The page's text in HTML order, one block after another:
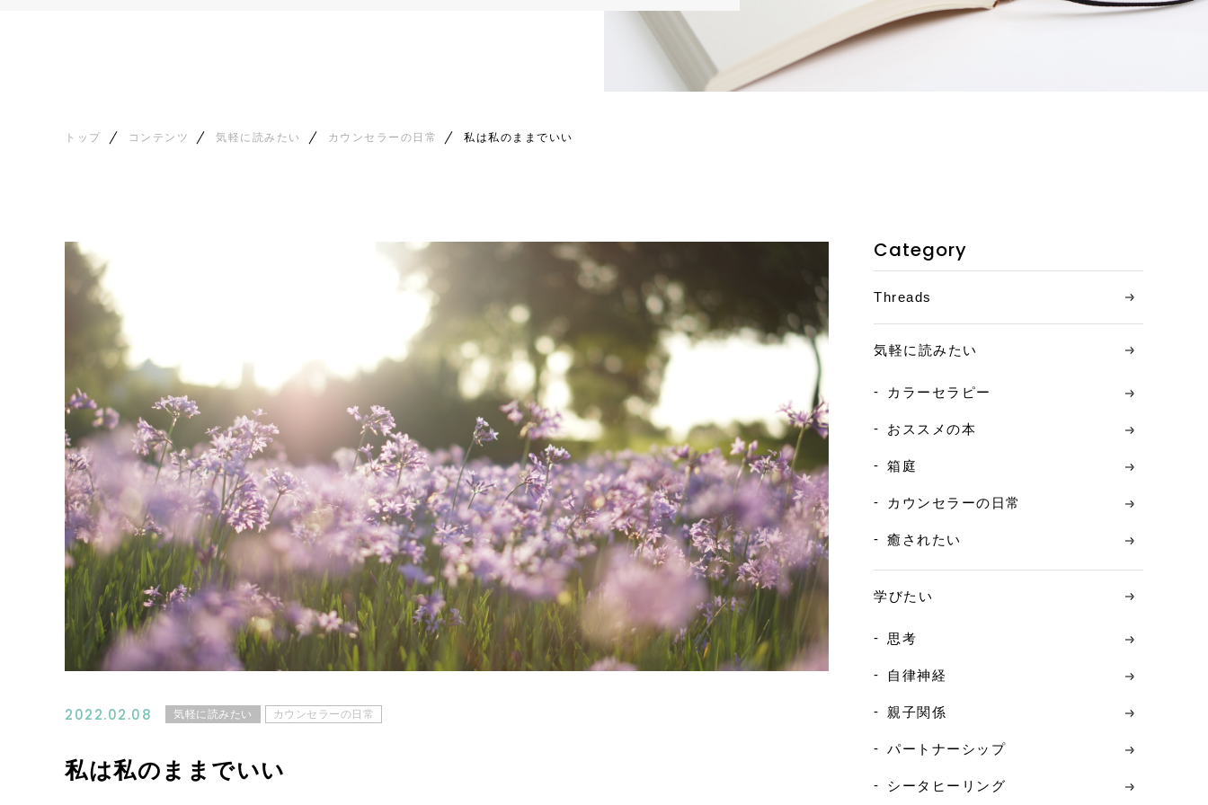
お客様の声
トップ コンテンツ 気軽に読みたい カウンセラーの日常 私は私のままでいい
2022.02.08 気軽に読みたい カウンセラーの日常
私は私のままでいい
Category
Threads
気軽に読みたい
カラーセラピー
おススメの本
箱庭
カウンセラーの日常
癒されたい
学びたい
思考
自律神経
親子関係
パートナーシップ
シータヒーリング